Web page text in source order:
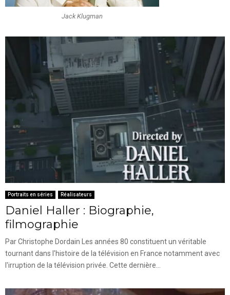
Jack Klugman
Portraits en séries Réalisateurs
Daniel Haller : Biographie,
filmographie
Par Christophe Dordain Les années 80 constituent un véritable
tournant dans l'histoire de la télévision en France notamment avec
l'irruption de la télévision privée. Cette dernière...